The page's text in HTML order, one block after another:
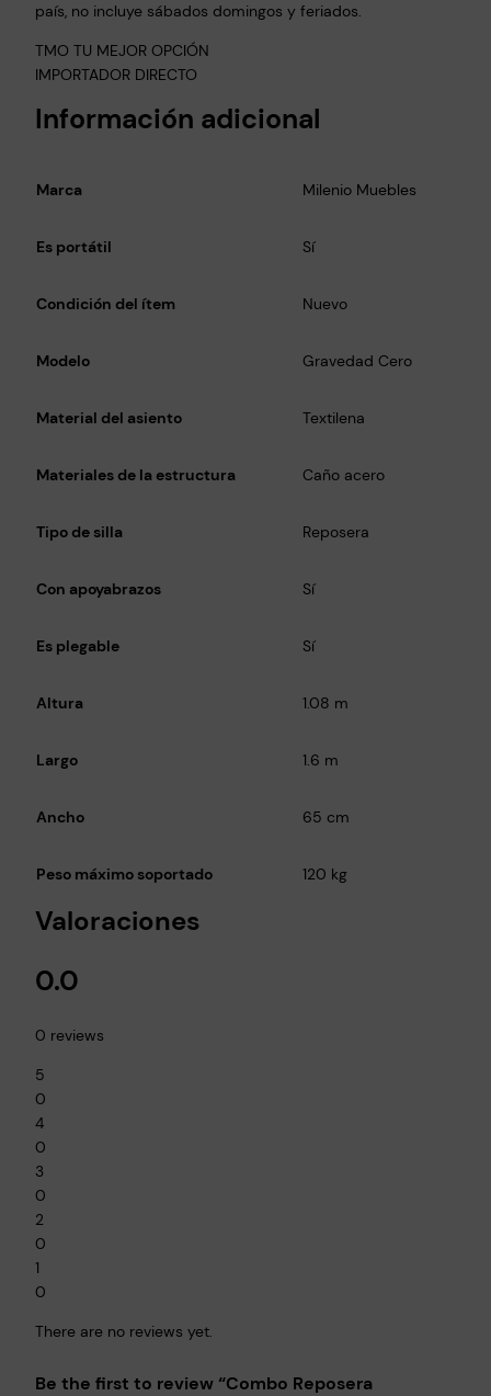
país, no incluye sábados domingos y feriados.
TMO TU MEJOR OPCIÓN
IMPORTADOR DIRECTO
Información adicional
Marca Milenio Muebles
Es portátil Sí
Condición del ítem Nuevo
Modelo Gravedad Cero
Material del asiento Textilena
Materiales de la estructura Caño acero
Tipo de silla Reposera
Con apoyabrazos Sí
Es plegable Sí
Altura 1.08 m
Largo 1.6 m
Ancho 65 cm
Peso máximo soportado 120 kg
Valoraciones
0.0
0 reviews
5
0
4
0
3
0
2
0
1
0
There are no reviews yet.
Be the first to review “Combo Reposera